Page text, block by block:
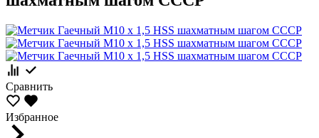
Сравнить
Избранное